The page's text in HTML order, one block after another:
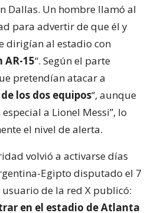
Dallas. Un hombre llamó al
para advertir de que él y
dirigían al estadio con
AR-15“. Según el parte
pretendían atacar a
los dos equipos“, aunque
a Lionel Messi”, lo
el nivel de alerta.
volvió a activarse días
Egipto disputado el 7
de la red X publicó:
en el estadio de Atlanta